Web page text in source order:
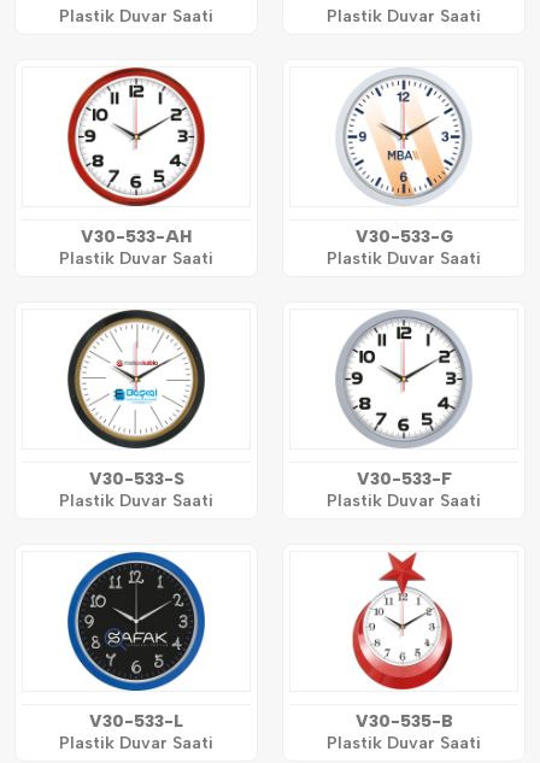
Plastik Duvar Saati
Plastik Duvar Saati
V30-533-AH
Plastik Duvar Saati
V30-533-G
Plastik Duvar Saati
V30-533-S
Plastik Duvar Saati
V30-533-F
Plastik Duvar Saati
V30-533-L
Plastik Duvar Saati
V30-535-B
Plastik Duvar Saati